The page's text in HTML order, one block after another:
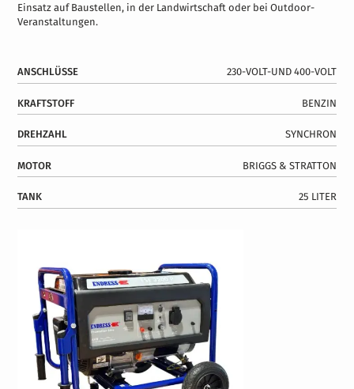
Einsatz auf Baustellen, in der Landwirtschaft oder bei Outdoor-
Veranstaltungen.
ANSCHLÜSSE 230-VOLT-UND 400-VOLT
KRAFTSTOFF BENZIN
DREHZAHL SYNCHRON
MOTOR BRIGGS & STRATTON
TANK 25 LITER